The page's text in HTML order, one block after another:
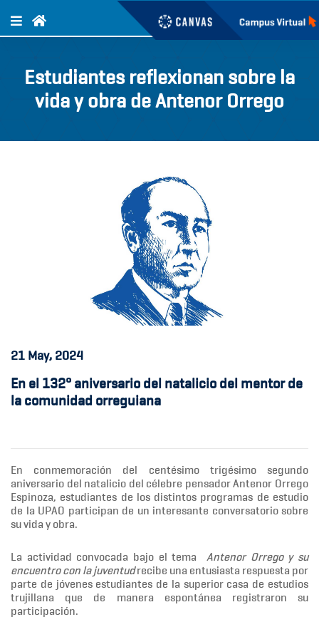
Estudiantes reflexionan sobre la
vida y obra de Antenor Orrego
21 May, 2024
En el 132° aniversario del natalicio del mentor de
la comunidad orreguiana
En conmemoración del centésimo trigésimo segundo
aniversario del natalicio del célebre pensador Antenor Orrego
Espinoza, estudiantes de los distintos programas de estudio
de la UPAO participan de un interesante conversatorio sobre
su vida y obra.
La actividad convocada bajo el tema Antenor Orrego y su
encuentro con la juventudrecibe una entusiasta respuesta por
parte de jóvenes estudiantes de la superior casa de estudios
trujillana que de manera espontánea registraron su
participación.